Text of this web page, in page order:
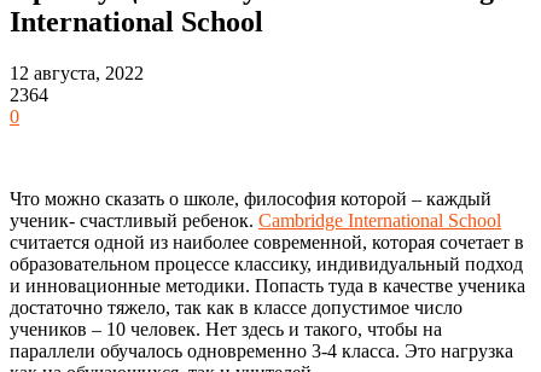
International School
12 августа, 2022
2364
0
Что можно сказать о школе, философия которой – каждый
ученик- счастливый ребенок. Cambridge International School
считается одной из наиболее современной, которая сочетает в
образовательном процессе классику, индивидуальный подход
и инновационные методики. Попасть туда в качестве ученика
достаточно тяжело, так как в классе допустимое число
учеников – 10 человек. Нет здесь и такого, чтобы на
параллели обучалось одновременно 3-4 класса. Это нагрузка